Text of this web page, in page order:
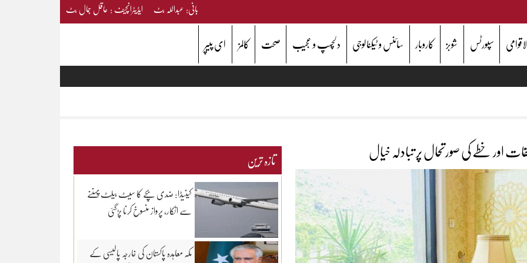
بانی: عبداللہ بٹ ایڈیٹرانچیف : عاقل جمال بٹ
سپورٹس شوبز کاروبار سائنس و ٹیکنالوجی دلچسپ و عجیب صحت کالمز ای پیپر
اور خطے کی صورتحال پر تبادلہ خیال تازہ ترین
کینیڈا: ضدی بچے کا سیٹ بیلٹ پہننے
سے انکار، پرواز منسوخ کرنا پڑگئی
مکہ معاہدہ پاکستان کی خارجہ پالیسی کے